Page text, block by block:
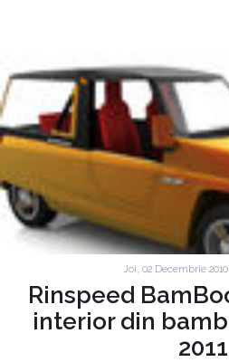
Joi, 02 Decembrie 2010 |
Rinspeed
interior din
2011